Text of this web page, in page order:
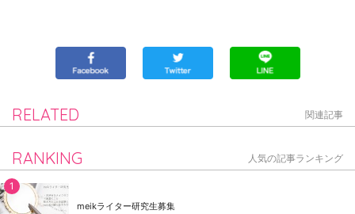
RELATED 関連記事
RANKING 人気の記事ランキング
meikライター研究生募集